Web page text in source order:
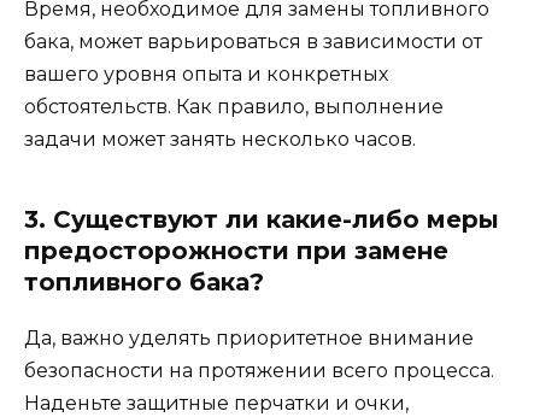
Время, необходимое для замены топливного
бака, может варьироваться в зависимости от
вашего уровня опыта и конкретных
обстоятельств. Как правило, выполнение
задачи может занять несколько часов.
3. Существуют ли какие-либо меры
предосторожности при замене
топливного бака?
Да, важно уделять приоритетное внимание
безопасности на протяжении всего процесса.
Наденьте защитные перчатки и очки,